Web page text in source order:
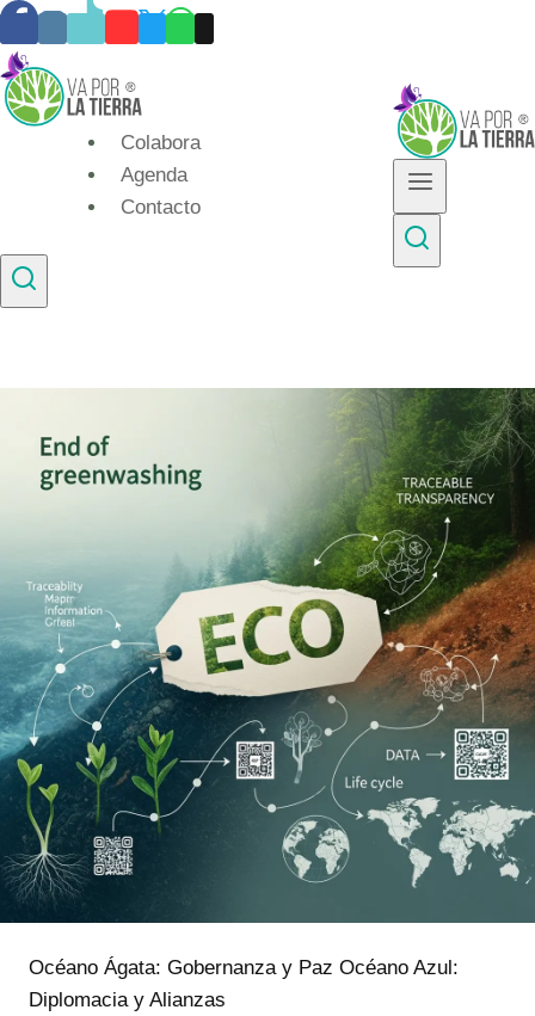
Skip
to
content
Colabora
Agenda
Contacto
Océano Ágata: Gobernanza y Paz Océano Azul:
Diplomacia y Alianzas